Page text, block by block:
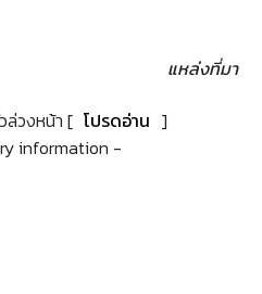
แหล่งที่มา
ล่วงหน้า [ โปรดอ่าน ]
information -